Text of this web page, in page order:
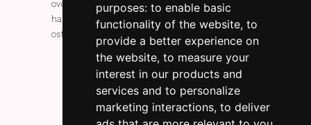
purposes: to enable basic
functionality of the website, to
provide a better experience on
the website, to measure your
interest in our products and
services and to personalize
marketing interactions, to deliver